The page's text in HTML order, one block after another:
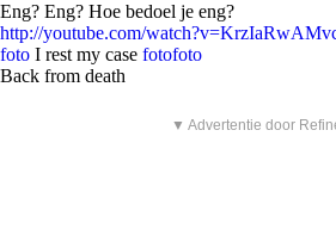
Eng? Eng? Hoe bedoel je eng?
http://youtube.com/
foto I rest my case fotofoto
Back from death
▼ Advertentie door